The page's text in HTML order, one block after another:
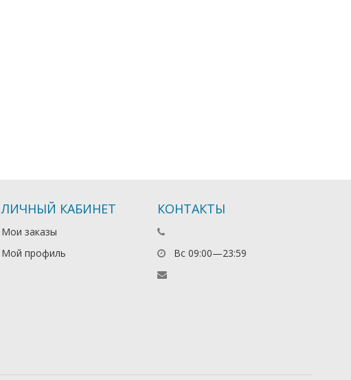
ЛИЧНЫЙ КАБИНЕТ
Мои заказы
Мой профиль
КОНТАКТЫ
Вс 09:00—23:59